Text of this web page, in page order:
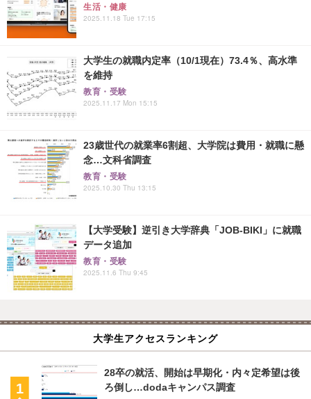
生活・健康
2025.11.18 Tue 17:15
大学生の就職内定率（10/1現在）73.4％、高水準
を維持
教育・受験
2025.11.17 Mon 15:15
23歳世代の就業率6割超、大学院は費用・就職に懸
念…文科省調査
教育・受験
2025.10.30 Thu 13:15
【大学受験】逆引き大学辞典「JOB-BIKI」に就職
データ追加
教育・受験
2025.11.6 Thu 9:45
大学生アクセスランキング
28卒の就活、開始は早期化・内々定希望は後
ろ倒し…dodaキャンパス調査